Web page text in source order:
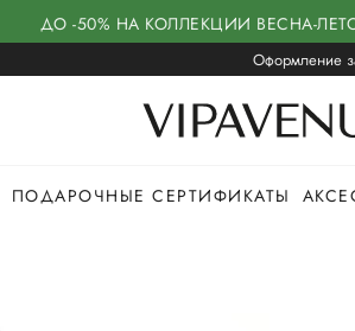
ДО -50% НА КОЛЛЕКЦИИ ВЕСНА-
Оформление
ПОДАРОЧНЫЕ СЕРТИФИКАТЫ